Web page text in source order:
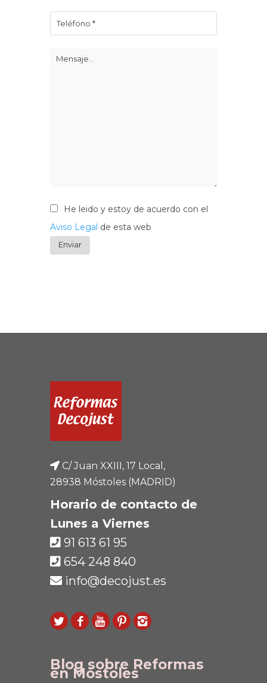
He leido y estoy de acuerdo con el
Aviso Legal de esta web
C/ Juan XXIII, 17 Local,
28938 Móstoles (MADRID)
Horario de contacto de
Lunes a Viernes
91 613 61 95
654 248 840
info@decojust.es
Blog sobre Reformas
en Móstoles